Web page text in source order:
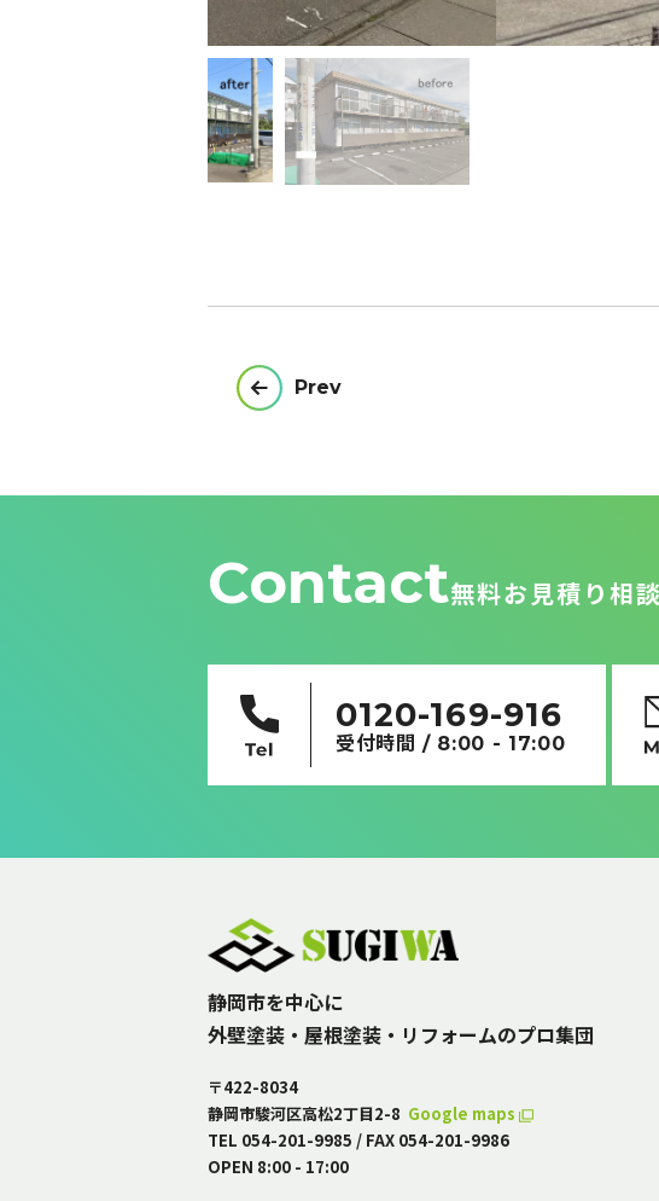
投
稿
ー
ン
Prev
Contact無料お見積り相
0120-169-916
受付時間 / 8:00 - 17:00
静岡市を中心に
外壁塗装・屋根塗装・リフォームのプロ集団
〒422-8034
静岡市駿河区高松2丁目2-8 Google maps
TEL 054-201-9985 / FAX 054-201-9986
OPEN 8:00 - 17:00